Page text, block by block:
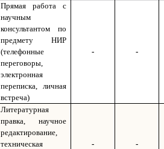
Прямая работа с
научным
консультантом по
предмету НИР
(телефонные
переговоры,
электронная
переписка, личная
встреча)
- -
Литературная
правка, научное
редактирование,
техническая
- -